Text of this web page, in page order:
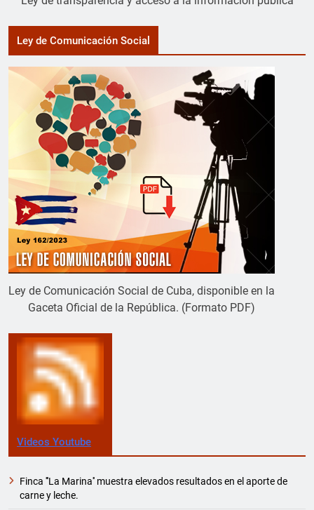
Ley de Comunicación Social
Ley de Comunicación Social de Cuba, disponible en la
Gaceta Oficial de la República. (Formato PDF)
Videos Youtube
Finca '''La Marina'' muestra elevados resultados en el aporte de
carne y leche.